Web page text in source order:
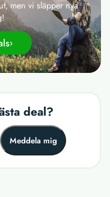
men vi släpper nya
deal?
Meddela mig